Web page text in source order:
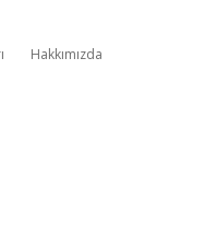
Hakkımızda